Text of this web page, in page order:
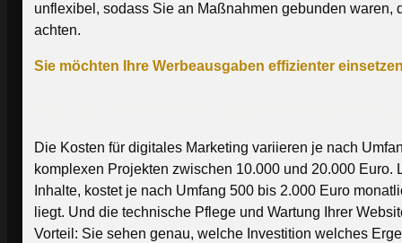
unflexibel, sodass Sie an Maßnahmen gebunden
achten.
Sie möchten Ihre Werbeausgaben effizienter
Die Kosten für digitales Marketing variieren je nach
komplexen Projekten zwischen 10.000 und 20.000 Euro.
Inhalte, kostet je nach Umfang 500 bis 2.000 Euro
liegt. Und die technische Pflege und Wartung Ihrer
Vorteil: Sie sehen genau, welche Investition welches